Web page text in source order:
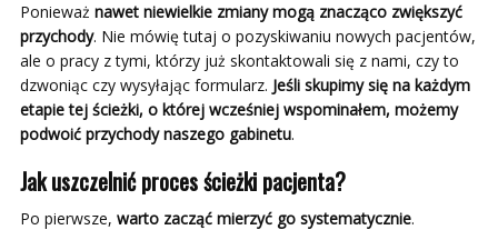
Ponieważ nawet niewielkie zmiany mogą znacząco zwiększyć
przychody. Nie mówię tutaj o pozyskiwaniu nowych pacjentów,
ale o pracy z tymi, którzy już skontaktowali się z nami, czy to
dzwoniąc czy wysyłając formularz. Jeśli skupimy się na każdym
etapie tej ścieżki, o której wcześniej wspominałem, możemy
podwoić przychody naszego gabinetu.
Jak uszczelnić proces ścieżki pacjenta?
Po pierwsze, warto zacząć mierzyć go systematycznie.